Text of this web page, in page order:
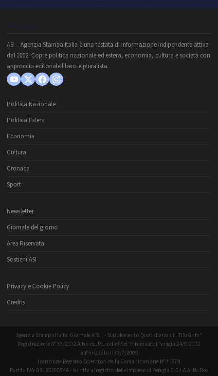
CHI SIAMO
ASI – Agenzia Stampa Italia è una testata di informazione indipendente attiva
dal 2002. Copre politica nazionale ed estera, economia, cultura e società con
approccio editoriale libero e pluralista.
Politica Nazionale
Politica Estera
Economia
Cultura
Cronaca
Sport
Newsletter
Giornale del giorno
Area Riservata
Sostieni ASI
Privacy e Cookie Policy
Credits
Agenzia Stampa Italia: Giornale A.S.I. - Supplemento Quotidiano di "TifoGrifo"
Registrazione N° 33/2002 Albo dei Periodici del Tribunale di Perugia 24/9/2002
autorizzato il 30/7/2009
Iscrizione Registro Operatori della Comunicazione N° 21374
Partita IVA: 03125390546 - Iscritta al registro delle imprese di Perugia C.C.I.A.A. Nr. Rea